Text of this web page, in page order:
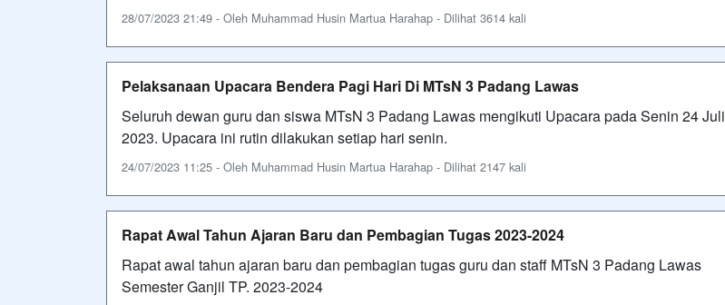
28/07/2023 21:49 - Oleh Muhammad Husin Martua Harahap - Dilihat 3614 kali
Pelaksanaan Upacara Bendera Pagi Hari Di MTsN 3 Padang Lawas
Seluruh dewan guru dan siswa MTsN 3 Padang Lawas mengikuti Upacara pada Senin 24 Juli
2023. Upacara ini rutin dilakukan setiap hari senin.
24/07/2023 11:25 - Oleh Muhammad Husin Martua Harahap - Dilihat 2147 kali
Rapat Awal Tahun Ajaran Baru dan Pembagian Tugas 2023-2024
Rapat awal tahun ajaran baru dan pembagian tugas guru dan staff MTsN 3 Padang Lawas
Semester Ganjil TP. 2023-2024